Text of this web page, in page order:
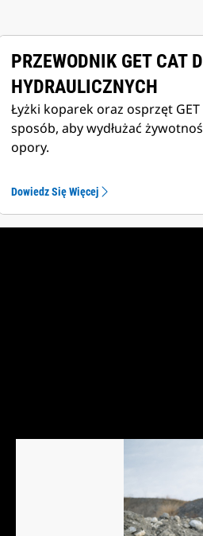
PRZEWODNIK GET CAT
HYDRAULICZNYCH
Łyżki koparek oraz osprzęt
sposób, aby wydłużać
opory.
Dowiedz Się Więcej